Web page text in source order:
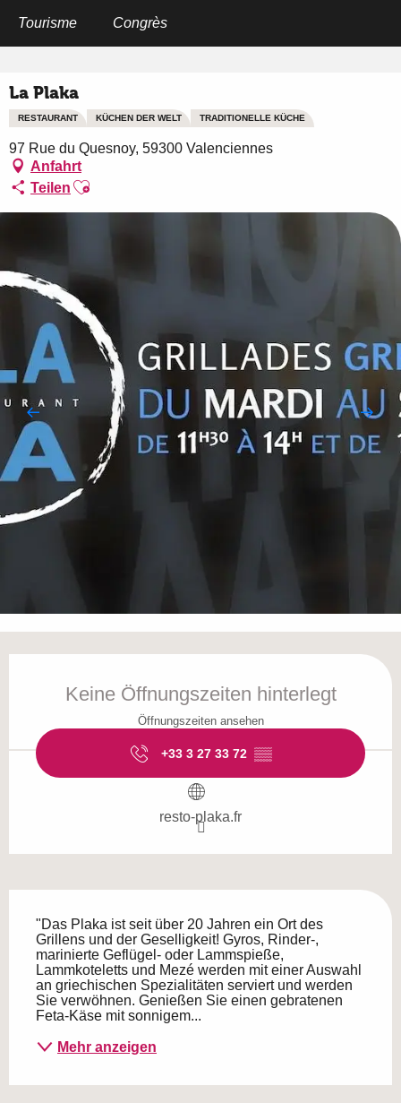
Tourisme Congrès
La Plaka
RESTAURANT KÜCHEN DER WELT TRADITIONELLE KÜCHE
97 Rue du Quesnoy, 59300 Valenciennes
Anfahrt
Teilen Ajouter aux favoris
Keine Öffnungszeiten hinterlegt
Öffnungszeiten ansehen
+33 3 27 33 72 ▒▒
resto-plaka.fr
"Das Plaka ist seit über 20 Jahren ein Ort des
Grillens und der Geselligkeit! Gyros, Rinder-,
marinierte Geflügel- oder Lammspieße,
Lammkoteletts und Mezé werden mit einer Auswahl
an griechischen Spezialitäten serviert und werden
Sie verwöhnen. Genießen Sie einen gebratenen
Feta-Käse mit sonnigem...
Mehr anzeigen